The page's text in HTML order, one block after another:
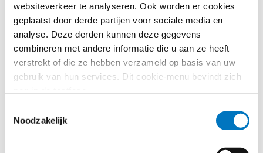
websiteverkeer te analyseren. Ook worden er cookies
geplaatst door derde partijen voor sociale media en
analyse. Deze derden kunnen deze gegevens
combineren met andere informatie die u aan ze heeft
verstrekt of die ze hebben verzameld op basis van uw
gebruik van hun services. Dit cookie-menu bevindt zich
Noodzakelijk
kwetsbaarheden in Europese en Nederlandse
technologische waardeketens
kritieke technologieën voor cyber resilience en
concurrentiekracht
de vertaalslag van cybersecurityregelgeving naar de
praktijk, waaronder de Cyber Resilience Act en
secure-by-design
cyberrisicomanagement binnen IT/OT, supply chains
en interne dreigingen
cybersecurityinnovaties naar internationale markten